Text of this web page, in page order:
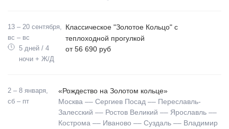
13 – 20 сентября,
вс – вс
5 дней / 4
ночи + Ж/Д
Классическое "Золотое Кольцо" с
теплоходной прогулкой
от 56 690 руб
2 – 8 января,
сб – пт
«Рождество на Золотом кольце»
Москва –– Сергиев Посад –– Переславль-
Залесский –– Ростов Великий –– Ярославль ––
Кострома –– Иваново –– Суздаль –– Владимир